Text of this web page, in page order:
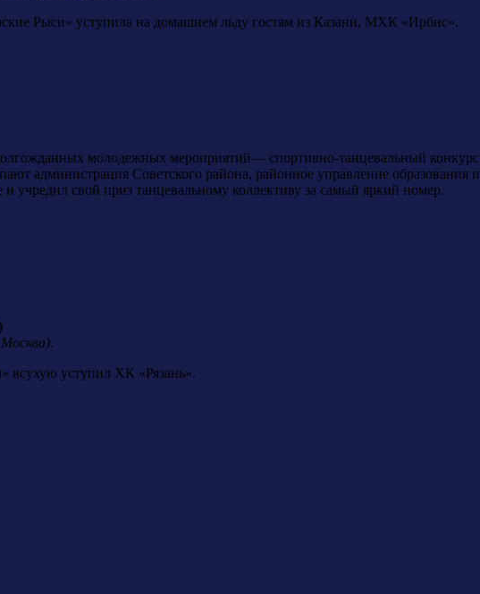
Рыси» уступила на домашнем льду гостям из Казани, МХК «Ирбис».
молодежных мероприятий— спортивно-танцевальный
администрация Советского района, районное управление образования
учредил свой приз танцевальному коллективу за самый яркий номер.
всухую уступил ХК «Рязань».